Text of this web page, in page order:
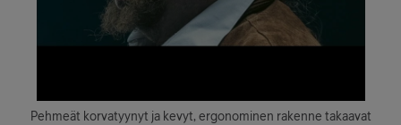
Pehmeät korvatyynyt ja kevyt, ergonominen rakenne takaavat